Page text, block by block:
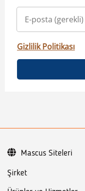
Gizlilik Politikası
Şirket
Mascus Siteleri